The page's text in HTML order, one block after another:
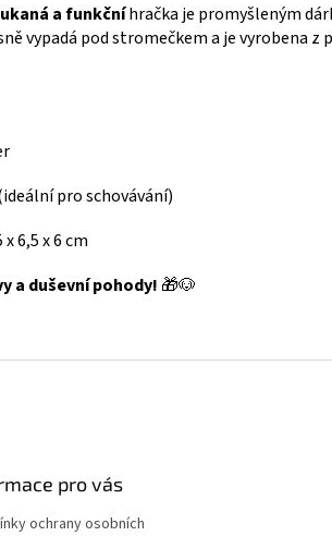
a funkčníhračka je promyšleným
vypadá pod stromečkem a je vyrobena z
pro schovávání)
x 6,5 x 6 cm
a duševní pohody! 🎁🐶
pro vás
ochrany osobních